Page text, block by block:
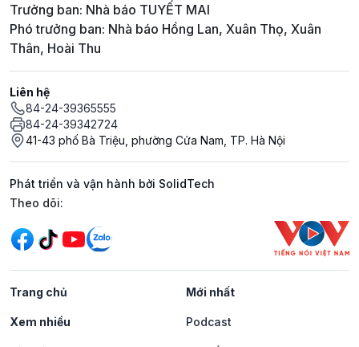
Trưởng ban: Nhà báo TUYẾT MAI
Phó trưởng ban: Nhà báo Hồng Lan, Xuân Thọ, Xuân
Thân, Hoài Thu
Liên hệ
84-24-39365555
84-24-39342724
41-43 phố Bà Triệu, phường Cửa Nam, TP. Hà Nội
Phát triển và vận hành bởi SolidTech
Mạng xã hội
Theo dõi:
Trang chủ Mới nhất
Xem nhiều Podcast